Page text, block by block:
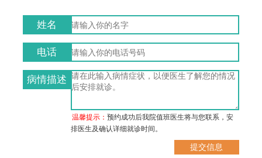
姓名
电话
病情描述
温馨提示：预约成功后我院值班医生将与您联系，安
排医生及确认详细就诊时间。